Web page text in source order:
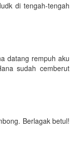
di tengah-tengah
datang rempuh aku
sudah cemberut
Berlagak betul!